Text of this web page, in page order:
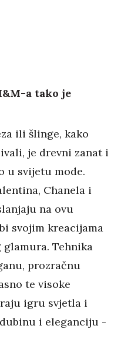
a tako je
ili šlinge, kako
je drevni zanat i
u svijetu mode.
Chanela i
na ovu
svojim kreacijama
glamura. Tehnika
prozračnu
te visoke
igru svjetla i
i eleganciju -